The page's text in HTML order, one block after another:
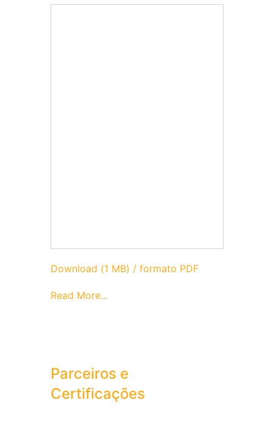
Download (1 MB) / formato PDF
Read More...
Parceiros e
Certificações